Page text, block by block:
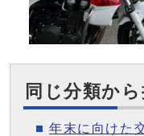
同じ分類か
年末に向けた